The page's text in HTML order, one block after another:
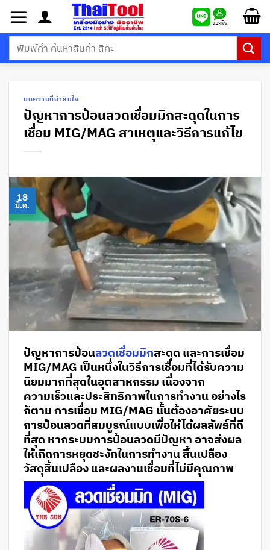
ยัง
เนื้อหา
ค้นหา:
บทความที่น่าสนใจ
ปัญหาการป้อนลวดเชื่อมมิกสะดุดในการ
เชื่อม MIG/MAG สาเหตุและวิธีการแก้ไข
18
มี.ค.
ปัญหาการป้อนลวดเชื่อมมิกสะดุด และการเชื่อม
MIG/MAG เป็นหนึ่งในวิธีการเชื่อมที่ได้รับความ
นิยมมากที่สุดในอุตสาหกรรม เนื่องจาก
ความเร็วและประสิทธิภาพในการทำงาน อย่างไร
ก็ตาม การเชื่อม MIG/MAG นั้นต้องอาศัยระบบ
การป้อนลวดที่สมบูรณ์แบบเพื่อให้ได้ผลลัพธ์ที่ดี
ที่สุด หากระบบการป้อนลวดมีปัญหา อาจส่งผล
ให้เกิดการหยุดชะงักในการทำงาน สิ้นเปลือง
วัสดุสิ้นเปลือง และผลงานเชื่อมที่ไม่มีคุณภาพ